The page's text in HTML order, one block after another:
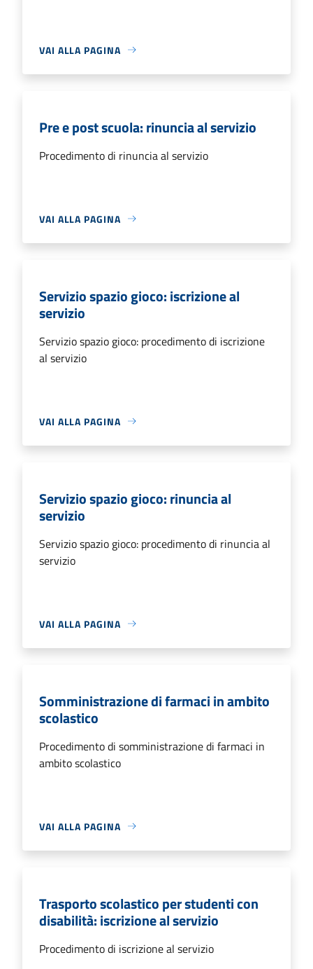
VAI ALLA PAGINA
Pre e post scuola: rinuncia al servizio
Procedimento di rinuncia al servizio
VAI ALLA PAGINA
Servizio spazio gioco: iscrizione al
servizio
Servizio spazio gioco: procedimento di iscrizione
al servizio
VAI ALLA PAGINA
Servizio spazio gioco: rinuncia al
servizio
Servizio spazio gioco: procedimento di rinuncia al
servizio
VAI ALLA PAGINA
Somministrazione di farmaci in ambito
scolastico
Procedimento di somministrazione di farmaci in
ambito scolastico
VAI ALLA PAGINA
Trasporto scolastico per studenti con
disabilità: iscrizione al servizio
Procedimento di iscrizione al servizio